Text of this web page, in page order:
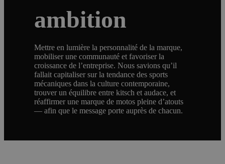
ambition
Mettre en lumière la personnalité de la marque,
mobiliser une communauté et favoriser la
croissance de l’entreprise. Nous savions qu’il
fallait capitaliser sur la tendance des sports
mécaniques dans la culture contemporaine,
trouver un équilibre entre kitsch et audace, et
réaffirmer une marque de motos pleine d’atouts
— afin que le message porte auprès de chacun.